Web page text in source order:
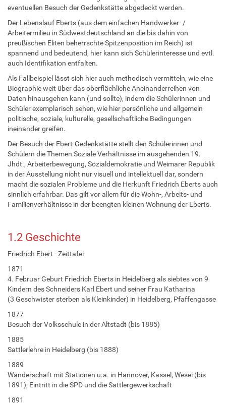
eventuellen Besuch der Gedenkstätte abgedeckt werden.
Der Lebenslauf Eberts (aus dem einfachen Handwerker- /
Arbeitermilieu in Südwestdeutschland an die bis dahin von
preußischen Eliten beherrschte Spitzenposition im Reich) ist
spannend und bedeutend, hier kann sich Schülerinteresse und evtl.
auch Identifikation entfalten.
Als Fallbeispiel lässt sich hier auch methodisch vermitteln, wie eine
Biographie weit über das oberflächliche Aneinanderreihen von
Daten hinausgehen kann (und sollte), indem die Schülerinnen und
Schüler exemplarisch sehen, wie hier persönliche und allgemein
politische, soziale, kulturelle, gesellschaftliche Bedingungen
ineinander greifen.
Der Besuch der Ebert-Gedenkstätte stellt den Schülerinnen und
Schülern die Themen Soziale Verhältnisse im ausgehenden 19.
Jhdt., Arbeiterbewegung, Sozialdemokratie und Weimarer Republik
in der Ausstellung nicht nur visuell und intellektuell dar, sondern
macht die sozialen Probleme und die Herkunft Friedrich Eberts auch
sinnlich erfahrbar. Das gilt vor allem für die Wohn-, Arbeits- und
Familienverhältnisse in der beengten kleinen Wohnung der Eberts.
1.2 Geschichte
Friedrich Ebert - Zeittafel
1871
4. Februar Geburt Friedrich Eberts in Heidelberg als siebtes von 9
Kindern des Schneiders Karl Ebert und seiner Frau Katharina
(3 Geschwister sterben als Kleinkinder) in Heidelberg, Pfaffengasse
1877
Besuch der Volksschule in der Altstadt (bis 1885)
1885
Sattlerlehre in Heidelberg (bis 1888)
1889
Wanderschaft mit Stationen u.a. in Hannover, Kassel, Wesel (bis
1891); Eintritt in die SPD und die Sattlergewerkschaft
1891